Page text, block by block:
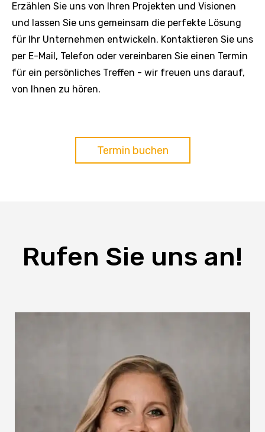
Erzählen Sie uns von Ihren Projekten und Visionen
und lassen Sie uns gemeinsam die perfekte Lösung
für Ihr Unternehmen entwickeln. Kontaktieren Sie uns
per E-Mail, Telefon oder vereinbaren Sie einen Termin
für ein persönliches Treffen - wir freuen uns darauf,
von Ihnen zu hören.
Termin buchen
Rufen Sie uns an!